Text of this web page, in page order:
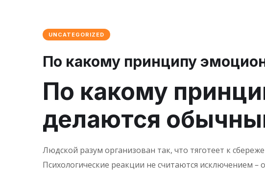
UNCATEGORIZED
По какому принципу
По какому
делаются
Людской разум организован так, что тяготеет к
Психологические реакции не считаются исключением